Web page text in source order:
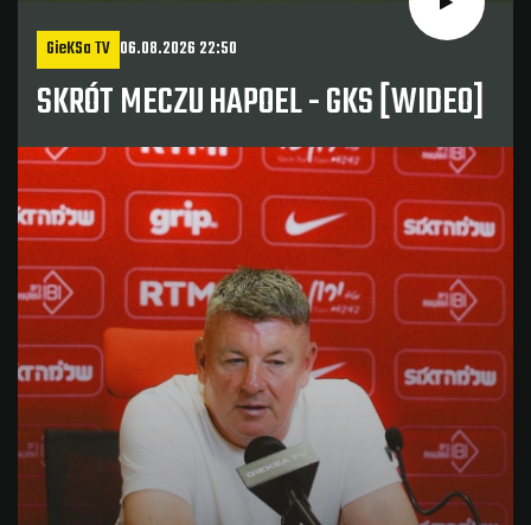
GieKSa TV 06.08.2026 22:50
SKRÓT MECZU HAPOEL - GKS [WIDEO]